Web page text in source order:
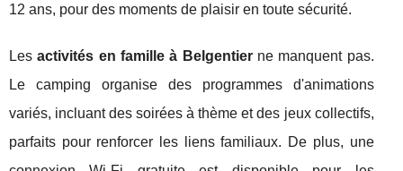
12 ans, pour des moments de plaisir en toute sécurité.
Lesactivités en famille à Belgentierne manquent pas.
Le camping organise des programmes d'animations
variés, incluant des soirées à thème et des jeux collectifs,
parfaits pour renforcer les liens familiaux. De plus, une